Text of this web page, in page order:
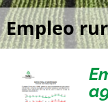
Empleo